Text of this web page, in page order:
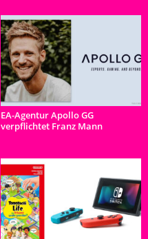
EA-Agentur Apollo GG
verpflichtet Franz Mann